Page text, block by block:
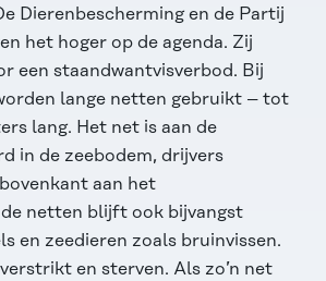
Dierenbescherming en de Partij
het hoger op de agenda. Zij
een staandwantvisverbod. Bij
lange netten gebruikt – tot
lang. Het net is aan de
in de zeebodem, drijvers
aan het
netten blijft ook bijvangst
en zeedieren zoals bruinvissen.
en sterven. Als zo’n net